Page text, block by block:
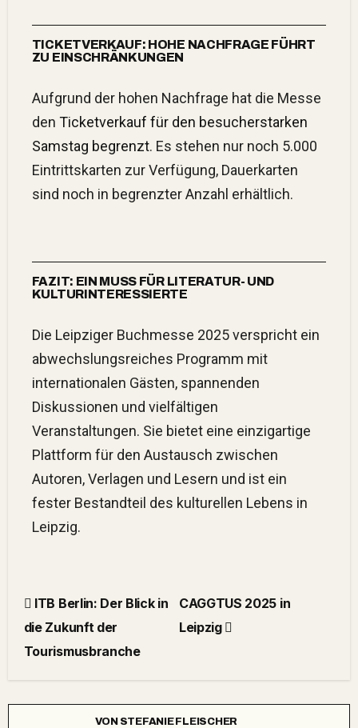
TICKETVERKAUF: HOHE NACHFRAGE FÜHRT
ZU EINSCHRÄNKUNGEN
Aufgrund der hohen Nachfrage hat die Messe
den Ticketverkauf für den besucherstarken
Samstag begrenzt. Es stehen nur noch 5.000
Eintrittskarten zur Verfügung, Dauerkarten
sind noch in begrenzter Anzahl erhältlich.
FAZIT: EIN MUSS FÜR LITERATUR- UND
KULTURINTERESSIERTE
Die Leipziger Buchmesse 2025 verspricht ein
abwechslungsreiches Programm mit
internationalen Gästen, spannenden
Diskussionen und vielfältigen
Veranstaltungen. Sie bietet eine einzigartige
Plattform für den Austausch zwischen
Autoren, Verlagen und Lesern und ist ein
fester Bestandteil des kulturellen Lebens in
Leipzig.
ITB Berlin: Der Blick in
die Zukunft der
Tourismusbranche
CAGGTUS 2025 in
Leipzig
VON STEFANIE FLEISCHER